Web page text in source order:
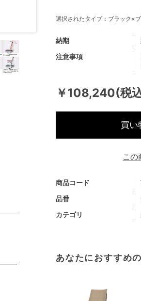
￥108,240(税
商品コード
品番
カテゴリ
注意事項
納期
選択されたタイプ：ブラック×
買い
あなたにおすすめ
この